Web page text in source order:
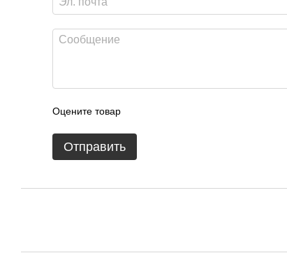
Оцените товар
Отправить